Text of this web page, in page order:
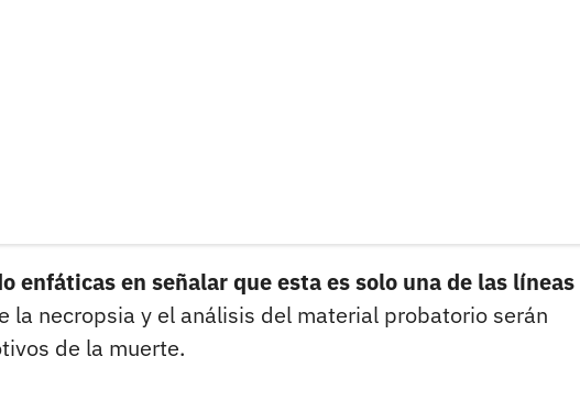
enfáticas en señalar que esta es solo una de las líneas
la necropsia y el análisis del material probatorio serán
de la muerte.